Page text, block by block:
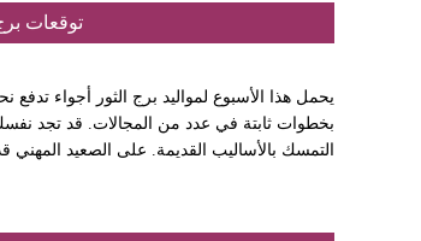
توقعات برج
يحمل هذا الأسبوع لمواليد برج الثور أجواء
بخطوات ثابتة في عدد من المجالات. قد تجد
التمسك بالأساليب القديمة. على الصعيد